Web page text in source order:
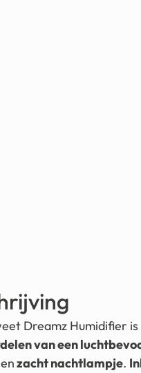
Dreamz Humidifier is
van een
zacht nachtlampje.